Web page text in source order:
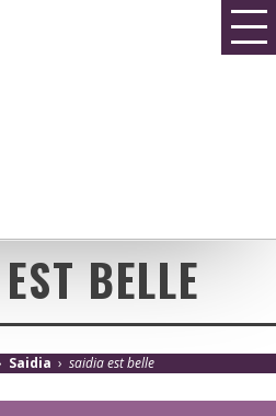
BELLE
Saidia › saidia est belle